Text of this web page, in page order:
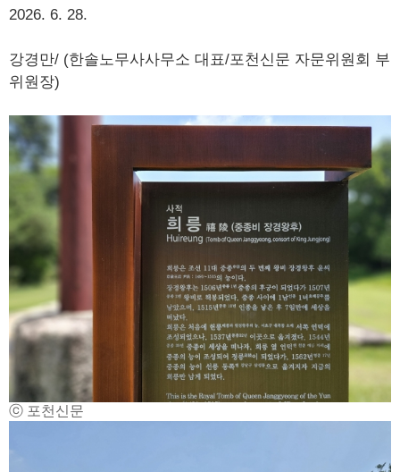
2026. 6. 28.
강경만/ (한솔노무사사무소 대표/포천신문 자문위원회 부
위원장)
ⓒ 포천신문